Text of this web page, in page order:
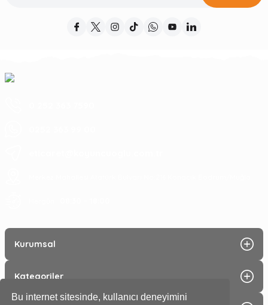
Bu internet sitesinde, kullanıcı deneyimini
Kurumsal
Kategoriler